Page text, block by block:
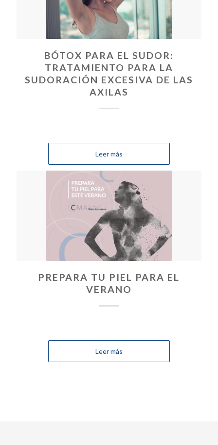
BÓTOX PARA EL SUDOR:
TRATAMIENTO PARA LA
SUDORACIÓN EXCESIVA DE LAS
AXILAS
Leer más
PREPARA TU PIEL PARA EL
VERANO
Leer más